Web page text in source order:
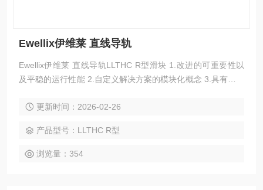
Ewellix伊维莱 直线导轨
Ewellix伊维莱 直线导轨LLTHC R型滑块 1.改进的可重要性以
及平稳的运行性能 2.自定义解决方案的模块化概念 3.具有良好
少维护 5.互换性和全球供货
更新时间：2026-02-26
产品型号：LLTHC R型
浏览量：354